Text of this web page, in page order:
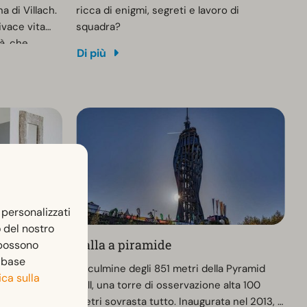
di Villach.
vita
che
da
lungo
città,
ammirate
ricca di enigmi, segreti e lavoro di
squadra?
Di più
gli ospiti
a
Palla a piramide
Al culmine degli 851 metri della Pyramid
Ball, una torre di osservazione alta 100
metri sovrasta tutto. Inaugurata nel 2013, è
del nostro
sulla